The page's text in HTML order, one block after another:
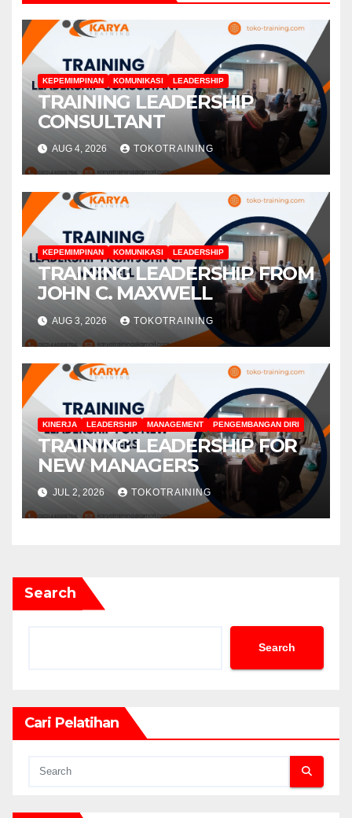
KEPEMIMPINAN KOMUNIKASI LEADERSHIP
TRAINING LEADERSHIP
CONSULTANT
AUG 4, 2026 TOKOTRAINING
KEPEMIMPINAN KOMUNIKASI LEADERSHIP
TRAINING LEADERSHIP FROM
JOHN C. MAXWELL
AUG 3, 2026 TOKOTRAINING
KINERJA LEADERSHIP MANAGEMENT PENGEMBANGAN DIRI
TRAINING LEADERSHIP FOR
NEW MANAGERS
JUL 2, 2026 TOKOTRAINING
Search
Search
Cari Pelatihan